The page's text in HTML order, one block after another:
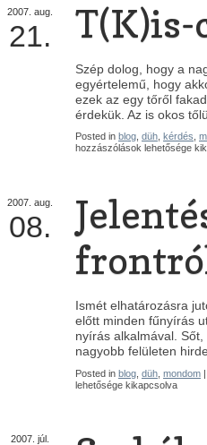
2007. aug.
21.
Szép dolog, hogy a
egyértelemű, hogy
ezek az egy tőről
érdekük. Az is okos
Posted in blog düh kérdés
hozzászólások lehetősége
2007. aug.
08.
Ismét elhatározásra
előtt minden fűnyírás
nyírás alkalmával.
nagyobb felületen
Posted in blog düh mondom
lehetősége kikapcsolva
2007. júl.